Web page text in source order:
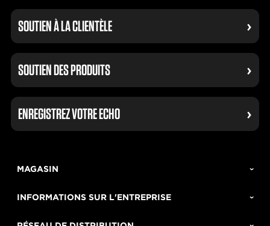
SOUTIEN À LA CLIENTÈLE
SOUTIEN DES PRODUITS
ENREGISTREZ VOTRE ECHO
MAGASIN
INFORMATIONS SUR L'ENTREPRISE